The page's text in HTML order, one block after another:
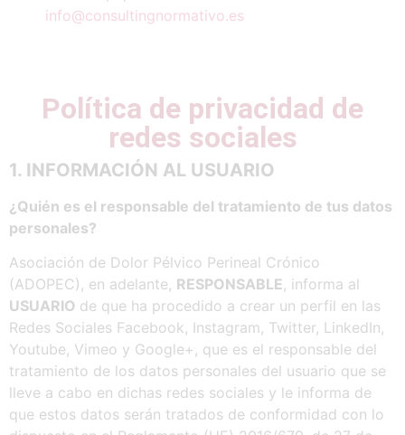
info@consultingnormativo.es
Política de privacidad de
redes sociales
1. INFORMACIÓN AL USUARIO
¿Quién es el responsable del tratamiento de tus datos
personales?
Asociación de Dolor Pélvico Perineal Crónico
(ADOPEC), en adelante, RESPONSABLE, informa al
USUARIO de que ha procedido a crear un perfil en las
Redes Sociales Facebook, Instagram, Twitter, LinkedIn,
Youtube, Vimeo y Google+, que es el responsable del
tratamiento de los datos personales del usuario que se
lleve a cabo en dichas redes sociales y le informa de
que estos datos serán tratados de conformidad con lo